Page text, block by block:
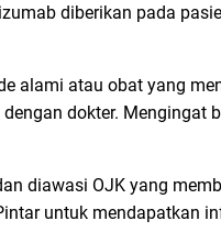
diberikan pada
alami atau obat yang
dokter. Mengingat
diawasi OJK yang
untuk mendapatkan